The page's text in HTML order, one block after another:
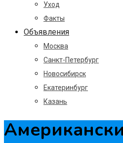
Уход
Факты
Объявления
Москва
Санкт-Петербург
Новосибирск
Екатеринбург
Казань